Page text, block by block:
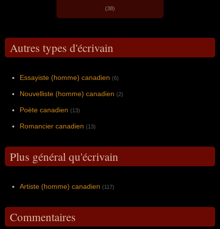
(38)
Autres types d'écrivain
Essayiste (homme) canadien (6)
Nouvelliste (homme) canadien (2)
Poète canadien (13)
Romancier canadien (13)
Plus général qu'écrivain
Artiste (homme) canadien (117)
Commentaires